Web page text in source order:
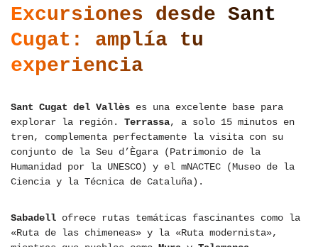
Excursiones desde Sant
Cugat: amplía tu
experiencia
Sant Cugat del Vallès es una excelente base para
explorar la región. Terrassa, a solo 15 minutos en
tren, complementa perfectamente la visita con su
conjunto de la Seu d’Ègara (Patrimonio de la
Humanidad por la UNESCO) y el mNACTEC (Museo de la
Ciencia y la Técnica de Cataluña).
Sabadell ofrece rutas temáticas fascinantes como la
«Ruta de las chimeneas» y la «Ruta modernista»,